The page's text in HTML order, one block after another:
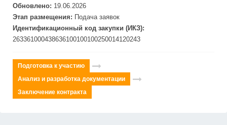
Обновлено: 19.06.2026
Этап размещения: Подача заявок
Идентификационный код закупки (ИКЗ):
263361000438636100100100250014120243
Подготовка к участию
Анализ и разработка документации
Заключение контракта